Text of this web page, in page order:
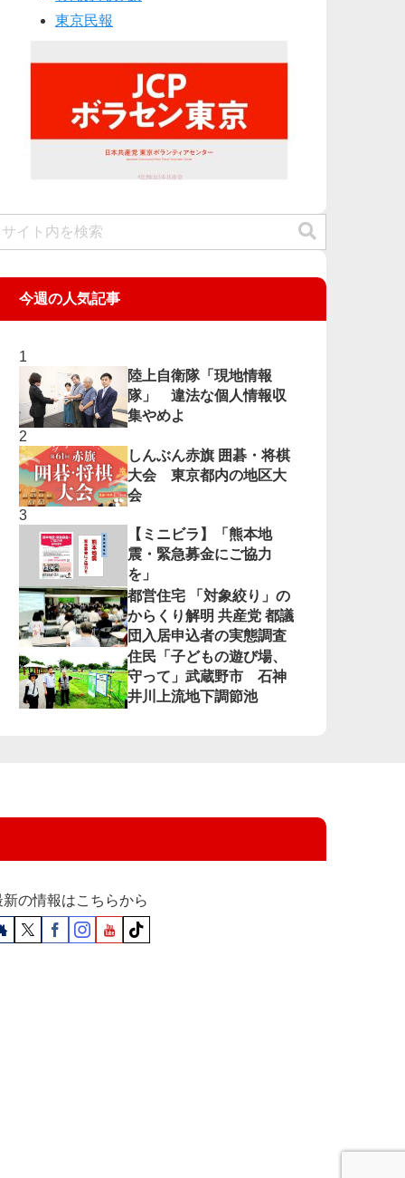
東京民報
今週の人気記事
陸上自衛隊「現地情報
隊」 違法な個人情報収
集やめよ
しんぶん赤旗 囲碁・将棋
大会 東京都内の地区大
会
【ミニビラ】「熊本地
震・緊急募金にご協力
を」
都営住宅 「対象絞り」の
からくり解明 共産党 都議
団入居申込者の実態調査
住民「子どもの遊び場、
守って」武蔵野市 石神
井川上流地下調節池
新の情報はこちらから